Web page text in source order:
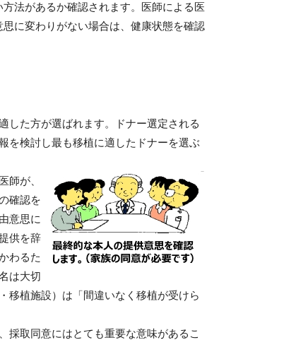
法があるか確認されます。医師による医
に変わりがない場合は、健康状態を確認
した方が選ばれます。ドナー選定される
を検討し最も移植に適したドナーを選ぶ
師が、
確認を
意思に
供を辞
わるた
は大切
移植施設）は「間違いなく移植が受けら
採取同意にはとても重要な意味があるこ